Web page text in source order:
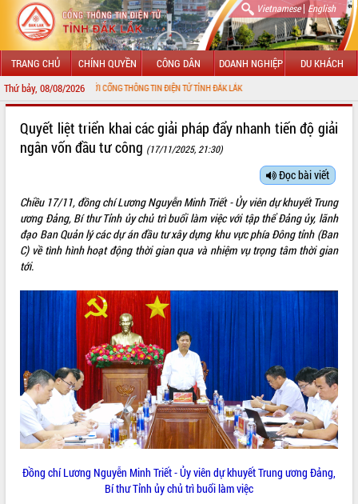
Vietnamese| English
TRANG CHỦ CHÍNH QUYỀN CÔNG DÂN DOANH NGHIỆP DU KHÁCH
Thứ bảy, 08/08/2026
MỪNG ĐẾN VỚI CỔNG THÔNG TIN ĐIỆN TỬ TỈNH ĐẮK LẮK
LÃNH ĐẠO UBND TỈNH
SỞ, BAN, NGÀNH
UBND CÁC XÃ, PHƯỜNG
HỆ THỐNG VĂN BẢN
VĂN BẢN HĐND TỈNH
ĐIỂM TIN VĂN BẢN
QUY HOẠCH - KẾ HOẠCH
Quyết liệt triển khai các giải pháp đẩy nhanh tiến độ giải
ngân vốn đầu tư công (17/11/2025, 21:30)
Đọc bài viết
Chiều 17/11, đồng chí Lương Nguyễn Minh Triết - Ủy viên dự khuyết Trung
ương Đảng, Bí thư Tỉnh ủy chủ trì buổi làm việc với tập thể Đảng ủy, lãnh
đạo Ban Quản lý các dự án đầu tư xây dựng khu vực phía Đông tỉnh (Ban
C) về tình hình hoạt động thời gian qua và nhiệm vụ trọng tâm thời gian
tới.
Đồng chí Lương Nguyễn Minh Triết - Ủy viên dự khuyết Trung ương Đảng,
Bí thư Tỉnh ủy chủ trì buổi làm việc